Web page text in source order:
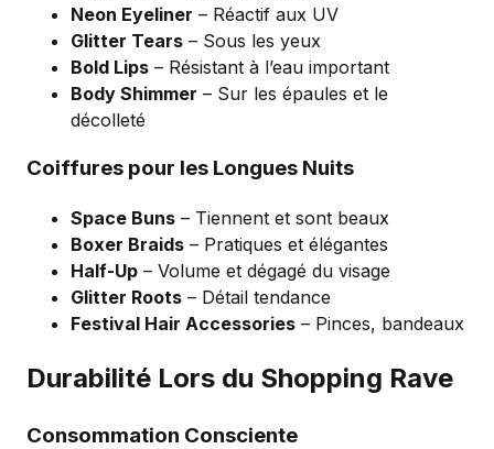
Neon Eyeliner – Réactif aux UV
Glitter Tears – Sous les yeux
Bold Lips – Résistant à l’eau important
Body Shimmer – Sur les épaules et le
décolleté
Coiffures pour les Longues Nuits
Space Buns – Tiennent et sont beaux
Boxer Braids – Pratiques et élégantes
Half-Up – Volume et dégagé du visage
Glitter Roots – Détail tendance
Festival Hair Accessories – Pinces, bandeaux
Durabilité Lors du Shopping Rave
Consommation Consciente